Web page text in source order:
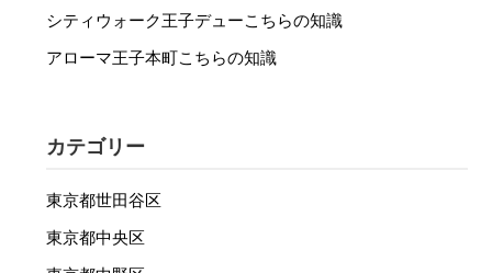
シティウォーク王子デューこちらの知識
アローマ王子本町こちらの知識
カテゴリー
東京都世田谷区
東京都中央区